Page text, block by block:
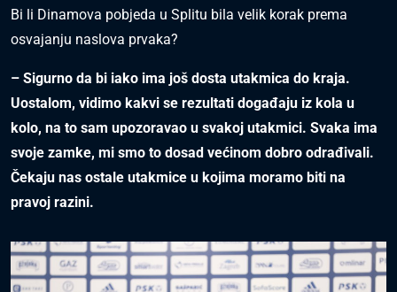
Bi li Dinamova pobjeda u Splitu bila velik korak prema
osvajanju naslova prvaka?
– Sigurno da bi iako ima još dosta utakmica do kraja.
Uostalom, vidimo kakvi se rezultati događaju iz kola u
kolo, na to sam upozoravao u svakoj utakmici. Svaka ima
svoje zamke, mi smo to dosad većinom dobro odrađivali.
Čekaju nas ostale utakmice u kojima moramo biti na
pravoj razini.